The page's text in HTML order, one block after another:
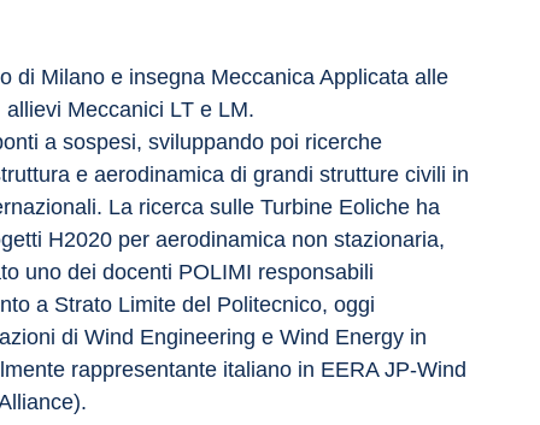
di Milano e insegna Meccanica Applicata alle
Meccanici LT e LM.
a sospesi, sviluppando poi ricerche
e aerodinamica di grandi strutture civili in
La ricerca sulle Turbine Eoliche ha
H2020 per aerodinamica non stazionaria,
uno dei docenti POLIMI responsabili
a Strato Limite del Politecnico, oggi
di Wind Engineering e Wind Energy in
rappresentante italiano in EERA JP-Wind